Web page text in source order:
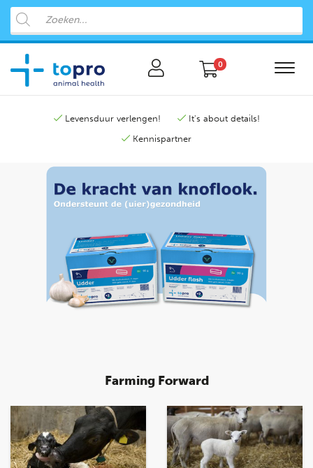
0
Levensduur verlengen!
It's about details!
Kennispartner
Farming Forward